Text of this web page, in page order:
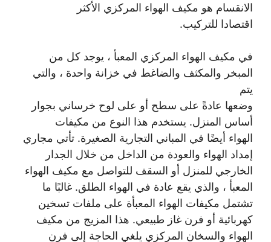
الانقسام هو مكيف الهواء المركزي الأكثر
اقتصادا للتركيب.
في مكيف الهواء المركزي المعبأ ، يوجد كل من
المبخر والمكثف والضاغط في خزانة واحدة ، والتي
يتم
وضعها عادةً على سطح أو على لوح خرساني بجوار
أساس المنزل. يستخدم هذا النوع من مكيفات
الهواء أيضًا في المباني التجارية الصغيرة. تأتي مجاري
إمداد الهواء والعودة من الداخل من خلال الجدار
الخارجي للمنزل أو السقف للتواصل مع مكيف الهواء
المعبأ ، والذي يقع عادة في الهواء الطلق. غالبًا ما
تشتمل مكيفات الهواء المعبأة على ملفات تسخين
كهربائية أو فرن غاز طبيعي. هذا المزيج من مكيف
الهواء والسخان المركزي يلغي الحاجة إلى فرن